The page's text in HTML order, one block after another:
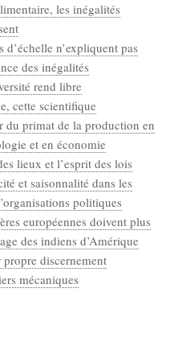
les inégalités
d’échelle n’expliquent pas
des inégalités
rend libre
cette scientifique
du primat de la production en
et en économie
lieux et l’esprit des lois
et saisonnalité dans les
politiques
européennes doivent plus
des indiens d’Amérique
propre discernement
mécaniques